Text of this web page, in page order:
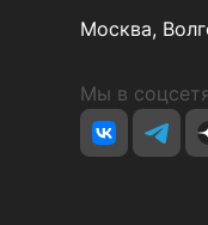
Москва,
Мы в